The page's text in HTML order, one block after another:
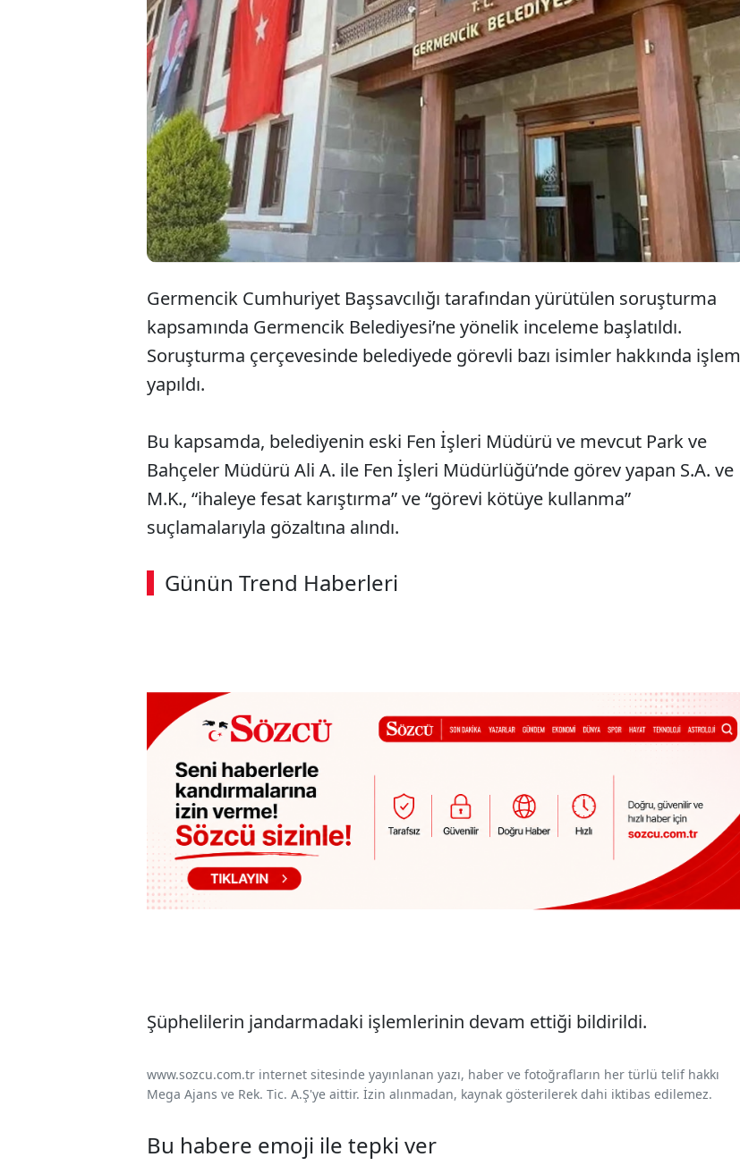
Aydın’ın Germencik Belediyesi’ne yönelik soruşturma
kapsamında Park ve Bahçeler Müdürü Ali A. ile 2 belediye
personeli, “ihaleye fesat karıştırma” ve “görevi kötüye
kullanma” suçlamalarıyla gözaltına alındı.
Germencik Cumhuriyet Başsavcılığı tarafından yürütülen soruşturma
kapsamında Germencik Belediyesi’ne yönelik inceleme başlatıldı.
Soruşturma çerçevesinde belediyede görevli bazı isimler hakkında işlem
yapıldı.
Bu kapsamda, belediyenin eski Fen İşleri Müdürü ve mevcut Park ve
Bahçeler Müdürü Ali A. ile Fen İşleri Müdürlüğü’nde görev yapan S.A. ve
M.K., “ihaleye fesat karıştırma” ve “görevi kötüye kullanma”
suçlamalarıyla gözaltına alındı.
Günün Trend Haberleri
Şüphelilerin jandarmadaki işlemlerinin devam ettiği bildirildi.
www.sozcu.com.tr internet sitesinde yayınlanan yazı, haber ve fotoğrafların her türlü telif hakkı
Mega Ajans ve Rek. Tic. A.Ş'ye aittir. İzin alınmadan, kaynak gösterilerek dahi iktibas edilemez.
Bu habere emoji ile tepki ver